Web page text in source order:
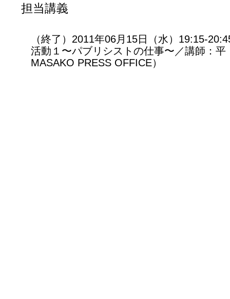
担当講義
（終了）2011年06月15日（水）19:15-
活動１〜パブリシストの仕事〜／講師：平
MASAKO PRESS OFFICE）